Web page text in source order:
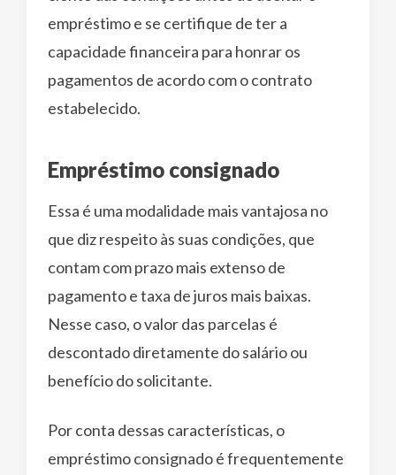
empréstimo e se certifique de ter a
capacidade financeira para honrar os
pagamentos de acordo com o contrato
estabelecido.
Empréstimo consignado
Essa é uma modalidade mais vantajosa no
que diz respeito às suas condições, que
contam com prazo mais extenso de
pagamento e taxa de juros mais baixas.
Nesse caso, o valor das parcelas é
descontado diretamente do salário ou
benefício do solicitante.
Por conta dessas características, o
empréstimo consignado é frequentemente